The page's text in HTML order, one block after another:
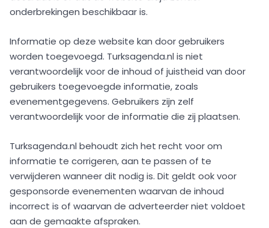
onderbrekingen beschikbaar is.
Informatie op deze website kan door gebruikers
worden toegevoegd. Turksagenda.nl is niet
verantwoordelijk voor de inhoud of juistheid van door
gebruikers toegevoegde informatie, zoals
evenementgegevens. Gebruikers zijn zelf
verantwoordelijk voor de informatie die zij plaatsen.
Turksagenda.nl behoudt zich het recht voor om
informatie te corrigeren, aan te passen of te
verwijderen wanneer dit nodig is. Dit geldt ook voor
gesponsorde evenementen waarvan de inhoud
incorrect is of waarvan de adverteerder niet voldoet
aan de gemaakte afspraken.